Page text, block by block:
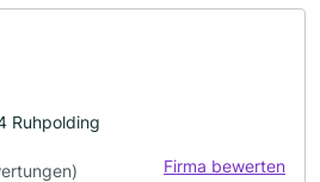
Ruhpolding
Firma bewerten